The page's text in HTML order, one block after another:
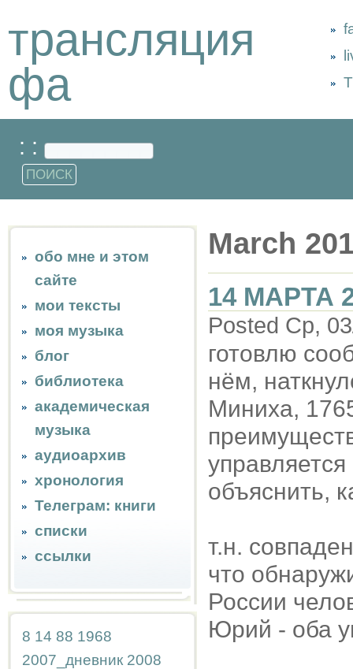
трансляция
фа
: :
обо мне и этом
сайте
мои тексты
моя музыка
блог
библиотека
академическая
музыка
аудиоархив
хронология
Телеграм: книги
списки
ссылки
8 14 88 1968
2007_дневник 2008
March
14 МАРТА
Posted Ср,
готовлю
нём,
Миниха,
объяснить,
т.н.
что
России
Юрий - оба